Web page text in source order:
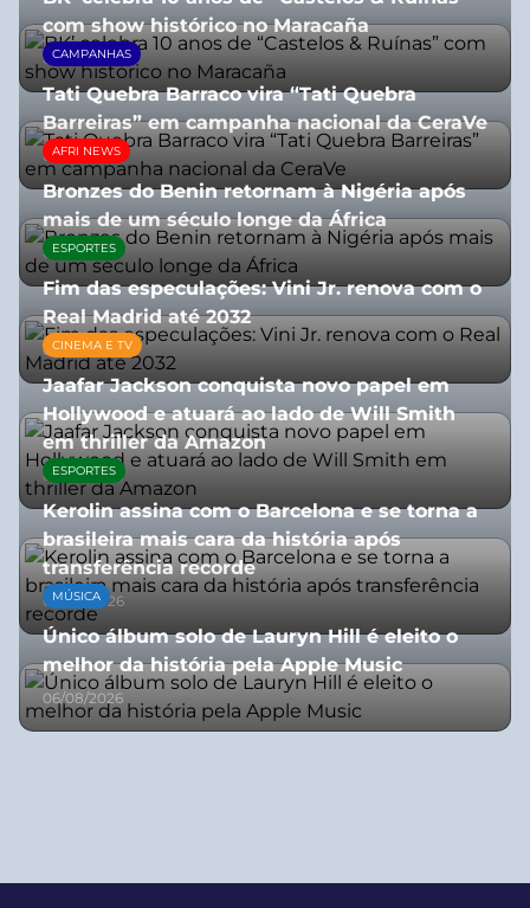
com show histórico no Maracaña
06/08/2026
CAMPANHAS
Tati Quebra Barraco vira “Tati Quebra
Barreiras” em campanha nacional da CeraVe
08/07/2026
AFRI NEWS
Bronzes do Benin retornam à Nigéria após
mais de um século longe da África
08/07/2026
ESPORTES
Fim das especulações: Vini Jr. renova com o
Real Madrid até 2032
06/08/2026
CINEMA E TV
Jaafar Jackson conquista novo papel em
Hollywood e atuará ao lado de Will Smith
em thriller da Amazon
06/08/2026
ESPORTES
Kerolin assina com o Barcelona e se torna a
brasileira mais cara da história após
transferência recorde
04/08/2026
MÚSICA
Único álbum solo de Lauryn Hill é eleito o
melhor da história pela Apple Music
06/08/2026